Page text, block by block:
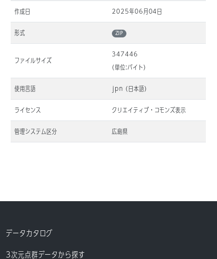
作成日 2025年06月04日
形式 ZIP
ファイルサイズ
347446
(単位:バイト)
使用言語 jpn (日本語)
ライセンス クリエイティブ・コモンズ表示
管理システム区分 広島県
データカタログ
3次元点群データから探す